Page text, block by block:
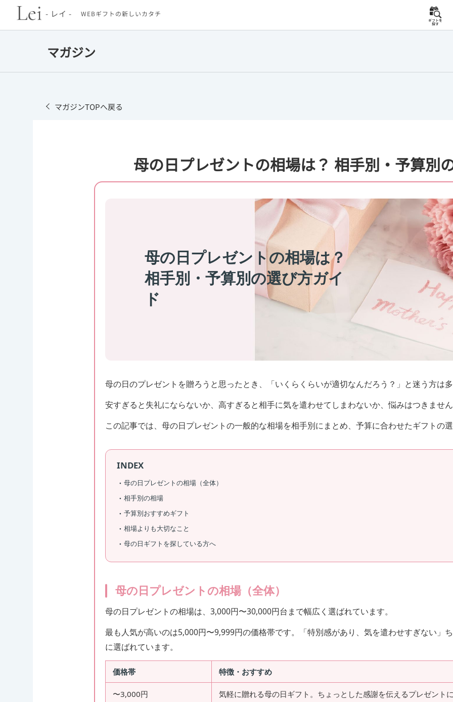
- レイ - WEBギフトの新しいカタチ
ギフトを
探す
マガジン
マガジンTOPへ戻る
母の日プレゼントの相場は？ 相手別・予算別
母の日プレゼントの相場は？
相手別・予算別の選び方ガイ
ド
母の日のプレゼントを贈ろうと思ったとき、「いくらくらいが適切なんだろう？」と迷う方は
安すぎると失礼にならないか、高すぎると相手に気を遣わせてしまわないか、悩みはつきませ
この記事では、母の日プレゼントの一般的な相場を相手別にまとめ、予算に合わせたギフトの
INDEX
母の日プレゼントの相場（全体）
相手別の相場
予算別おすすめギフト
相場よりも大切なこと
母の日ギフトを探している方へ
母の日プレゼントの相場（全体）
母の日プレゼントの相場は、3,000円〜30,000円台まで幅広く選ばれています。
最も人気が高いのは5,000円〜9,999円の価格帯です。「特別感があり、気を遣わせすぎない」
に選ばれています。
価格帯 特徴・おすすめ
〜3,000円 気軽に贈れる母の日ギフト。ちょっとした感謝を伝えるプレゼント